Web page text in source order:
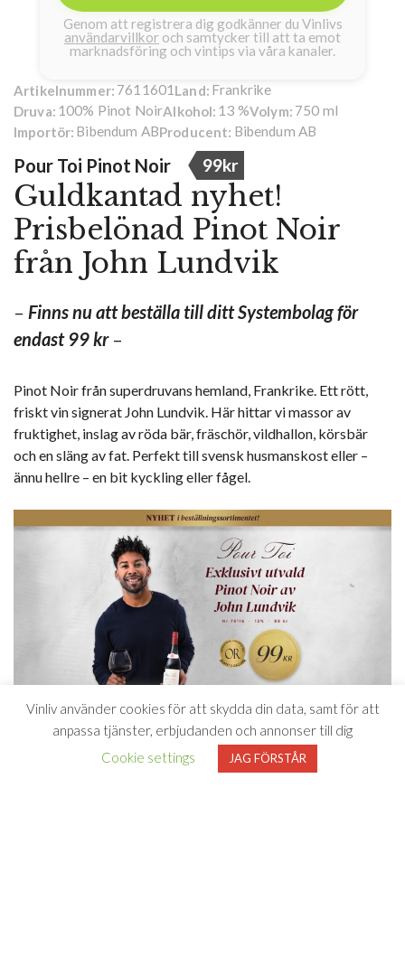
Genom att registrera dig godkänner du Vinlivs
användarvillkor och samtycker till att ta emot
marknadsföring och vintips via våra kanaler.
Artikelnummer: 7611601 Land: Frankrike
Druva: 100% Pinot NoirAlkohol: 13 %Volym: 750 ml
Importör: Bibendum ABProducent: Bibendum AB
Pour Toi Pinot Noir 99kr
Guldkantad nyhet!
Prisbelönad Pinot Noir
från John Lundvik
– Finns nu att beställa till ditt Systembolag för
endast 99 kr–
Pinot Noir från superdruvans hemland, Frankrike. Ett rött,
friskt vin signerat John Lundvik. Här hittar vi massor av
fruktighet, inslag av röda bär, fräschör, vildhallon, körsbär
och en släng av fat. Perfekt till svensk husmanskost eller –
ännu hellre – en bit kyckling eller fågel.
GULD!
– Gilbert & Gaillard, 2024
Vinliv använder cookies för att skydda din data, samt för att
anpassa tjänster, erbjudanden och annonser till dig
Cookie settings
JAG FÖRSTÅR